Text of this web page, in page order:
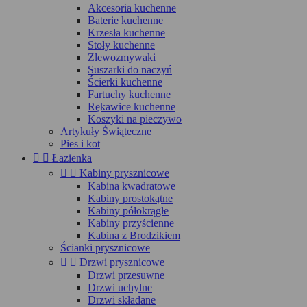
Akcesoria kuchenne
Baterie kuchenne
Krzesła kuchenne
Stoły kuchenne
Zlewozmywaki
Suszarki do naczyń
Ścierki kuchenne
Fartuchy kuchenne
Rękawice kuchenne
Koszyki na pieczywo
Artykuły Świąteczne
Pies i kot
  Łazienka
  Kabiny prysznicowe
Kabina kwadratowe
Kabiny prostokątne
Kabiny półokrągłe
Kabiny przyścienne
Kabina z Brodzikiem
Ścianki prysznicowe
  Drzwi prysznicowe
Drzwi przesuwne
Drzwi uchylne
Drzwi składane